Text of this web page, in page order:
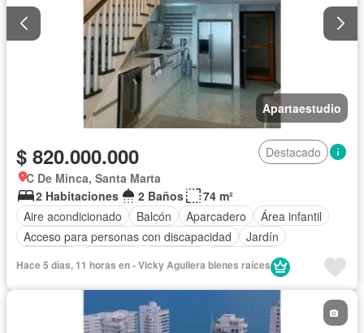
Apartaestudio
$ 820.000.000
Destacado
C De Minca, Santa Marta
2 Habitaciones
2 Baños
74 m²
Aire acondicionado
Balcón Aparcadero
Área infantil
Acceso para personas con discapacidad
Jardín
Gas natural
Seguridad privada Piscina Agua
Hace 5 días, 11 horas en - Vicky Aguilera bienes raíces